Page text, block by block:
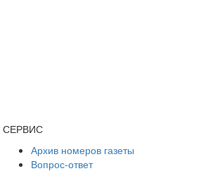
СЕРВИС
Архив номеров газеты
Вопрос-ответ